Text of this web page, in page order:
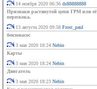
14 ноября 2020 06:36 ds88888888
Признаки растянутой цепи ГРМ или её
перескока.
13 августа 2020 09:58 Frost_paul
бензонасос
3 мая 2020 18:24 Nebin
Карты
3 мая 2020 18:24 Nebin
Двигатель
3 мая 2020 18:23 Nebin